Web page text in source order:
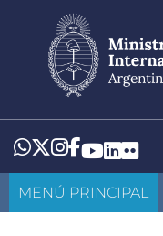
content
Whatsapp
Twitter
Instagram
Facebook
YouTube
MENÚ PRINCIPAL